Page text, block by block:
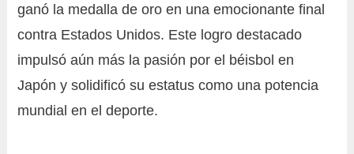
ganó la medalla de oro en una emocionante final
contra Estados Unidos. Este logro destacado
impulsó aún más la pasión por el béisbol en
Japón y solidificó su estatus como una potencia
mundial en el deporte.